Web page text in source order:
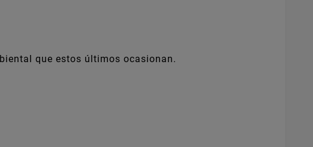
que estos últimos ocasionan.